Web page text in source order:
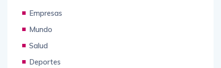
Empresas
Mundo
Salud
Deportes